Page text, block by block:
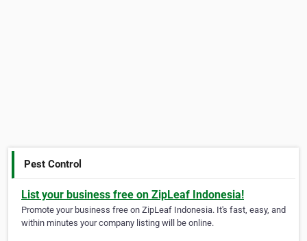
Pest Control
List your business free on ZipLeaf Indonesia!
Promote your business free on ZipLeaf Indonesia. It's fast, easy, and
within minutes your company listing will be online.